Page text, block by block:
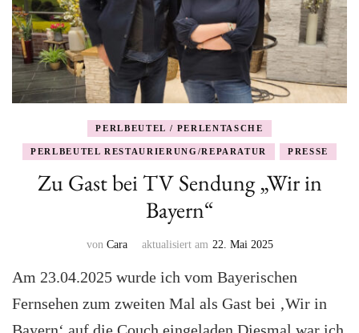
PERLBEUTEL / PERLENTASCHE
PERLBEUTEL RESTAURIERUNG/REPARATUR PRESSE
Zu Gast bei TV Sendung „Wir in
Bayern“
von Cara aktualisiert am 22. Mai 2025
Am 23.04.2025 wurde ich vom Bayerischen
Fernsehen zum zweiten Mal als Gast bei ‚Wir in